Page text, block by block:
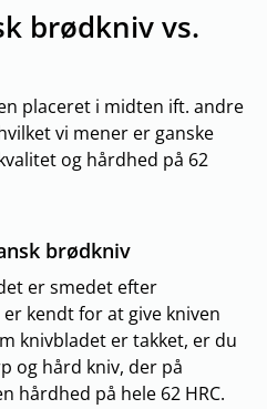
brødkniv vs.
placeret i midten ift. andre
vi mener er ganske
og hårdhed på 62
brødkniv
er smedet efter
kendt for at give kniven
knivbladet er takket, er du
og hård kniv, der på
hårdhed på hele 62 HRC.